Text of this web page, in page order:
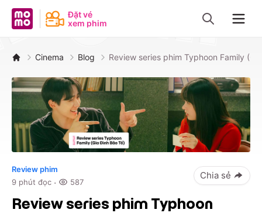
MoMo - Ứng dụng tài chính
Đặt vé
xem phim
Cinema Blog Review series phim Typhoon Family
Review phim
9 phút đọc · 587
Chia sẻ
Review series phim Typhoon